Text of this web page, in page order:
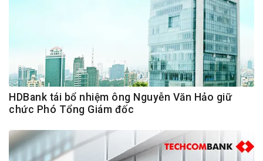
HDBank tái bổ nhiệm ông Nguyễn Văn Hảo giữ
chức Phó Tổng Giám đốc